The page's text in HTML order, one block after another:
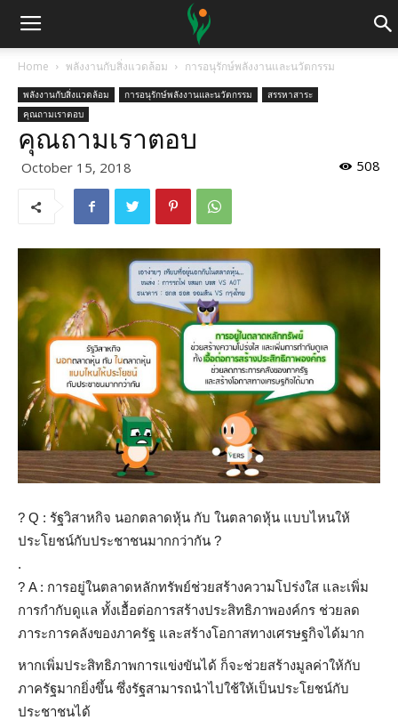
Home พลังงานกับสิ่งแวดล้อม การอนุรักษ์พลังงานและนวัตกรรม
พลังงานกับสิ่งแวดล้อม การอนุรักษ์พลังงานและนวัตกรรม
สรรหาสาระ
คุณถามเราตอบ
คุณถามเราตอบ
October 15, 2018 508
? Q : รัฐวิสาหกิจ นอกตลาดหุ้น กับ ในตลาดหุ้น แบบไหนให้
ประโยชน์กับประชาชนมากกว่ากัน ?
.
? A : การอยู่ในตลาดหลักทรัพย์ช่วยสร้างความโปร่งใส และเพิ่ม
การกำกับดูแล ทั้งเอื้อต่อการสร้างประสิทธิภาพองค์กร ช่วยลด
ภาระการคลังของภาครัฐ และสร้างโอกาสทางเศรษฐกิจได้มาก
หากเพิ่มประสิทธิภาพการแข่งขันได้ ก็จะช่วยสร้างมูลค่าให้กับ
ภาครัฐมากยิ่งขึ้น ซึ่งรัฐสามารถนำไปใช้ให้เป็นประโยชน์กับ
ประชาชนได้